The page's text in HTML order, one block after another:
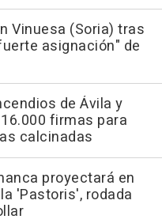
Vinuesa (Soria) tras
asignación" de
de Ávila y
firmas para
calcinadas
proyectará en
'Pastoris', rodada